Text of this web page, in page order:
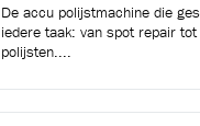
De accu polijstmachine die
iedere taak: van spot repair
polijsten....